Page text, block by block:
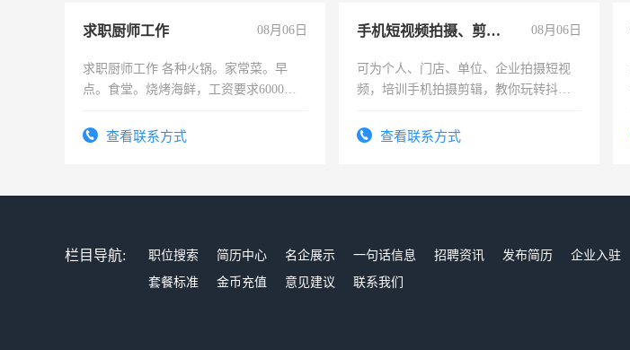
求职厨师工作 08月06日
求职厨师工作 各种火锅。家常菜。早
点。食堂。烧烤海鲜，工资要求6000以
查看联系方式
手机短视频拍摄、剪辑、抖音快手 08月06日
可为个人、门店、单位、企业拍摄短视
频，培训手机拍摄剪辑，教你玩转抖音
频，培训手机拍摄剪辑，教你玩转抖
查看联系方式
栏目导航: 职位搜索 简历中心 名企展示 一句话信息 招聘资讯 发布简历 企业入驻
套餐标准
金币充值 意见建议 联系我们